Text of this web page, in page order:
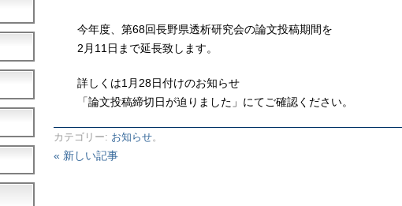
今年度、第68回長野県透析研究会の論文投稿期間を
2月11日まで延長致します。
詳しくは1月28日付けのお知らせ
「論文投稿締切日が迫りました」にてご確認ください。
カテゴリー: お知らせ。
« 新しい記事